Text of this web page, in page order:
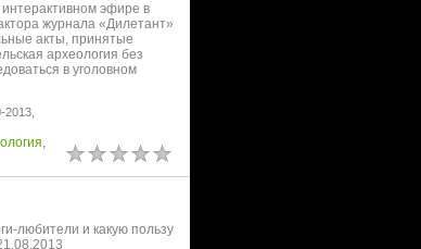
эфире в
журнала «Дилетант»
акты, принятые
археология без
в уголовном
2013,
,
любители и какую пользу